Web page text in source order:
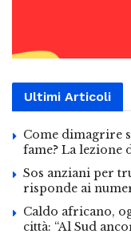
Ultimi Articoli
Come dimagrire
fame? La lezione
Sos anziani per
risponde ai
Caldo africano,
città: “Al Sud